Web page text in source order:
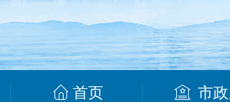
首页 市